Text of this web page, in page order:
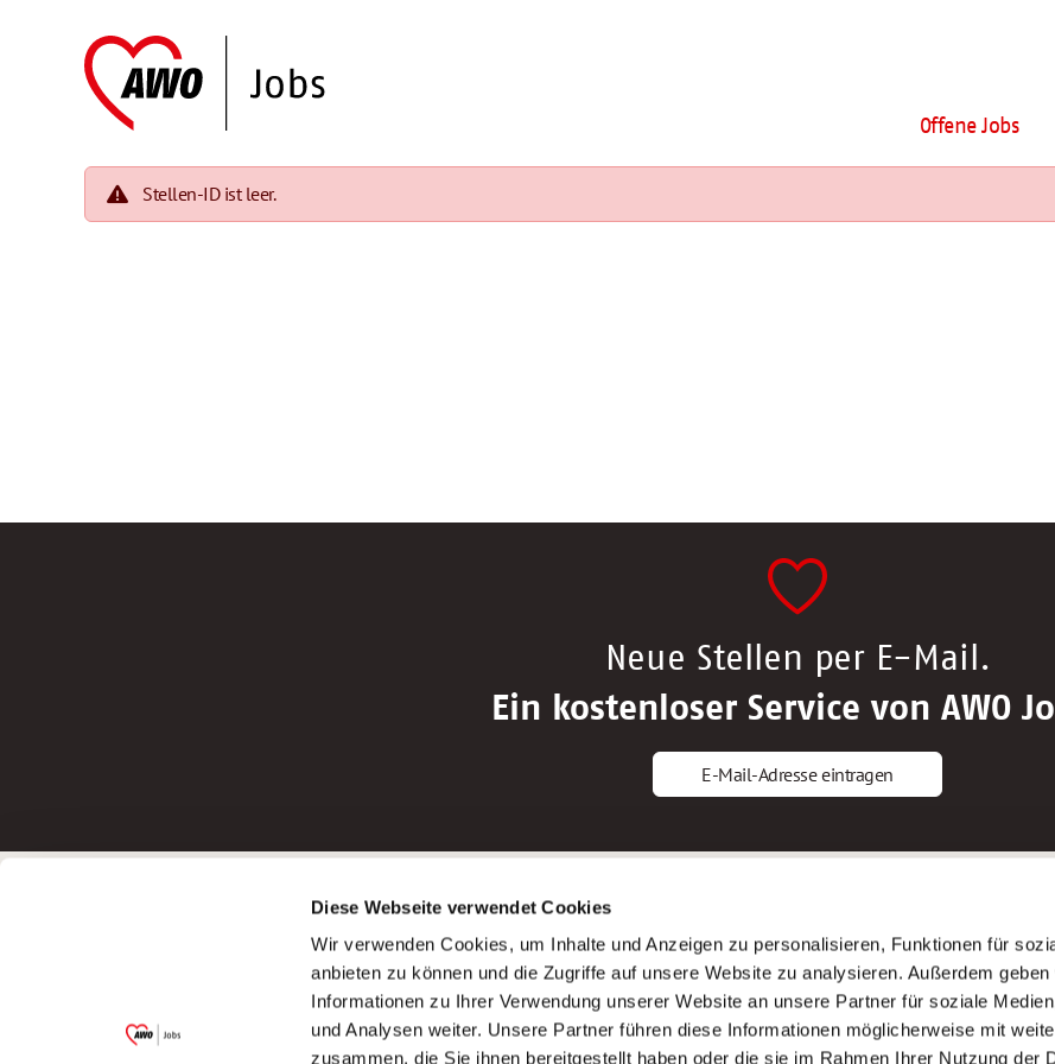
Diese Webseite verwendet Cookies
Wir verwenden Cookies, um Inhalte und Anzeigen zu personalisieren, Funktionen für
anbieten zu können und die Zugriffe auf unsere Website zu analysieren. Außerdem geben
Informationen zu Ihrer Verwendung unserer Website an unsere Partner für soziale
und Analysen weiter. Unsere Partner führen diese Informationen möglicherweise mit
zusammen, die Sie ihnen bereitgestellt haben oder die sie im Rahmen Ihrer Nutzung der
Offene Jobs
Stellen-ID ist leer.
Neue Stellen per E-Mail.
Ein kostenloser Service von AWO
E-Mail-Adresse eintragen
Garitz Bewirtschaftungsbetriebe GmbH
(Ein Tochterunternehmen des AWO
Bezirksverbandes Unterfranken e.V.)
Bewerbungstipps
Bewerbung als Altenpfleger*in
Bewerbung als Krankenpfleger*in
Bewerbung als Altenpflegehelfer*in
Bewerbung als Erzieher*in
AWO Gliederungen nach
Stellenangebote nach
Sitemap
Impressum
Datenschutz